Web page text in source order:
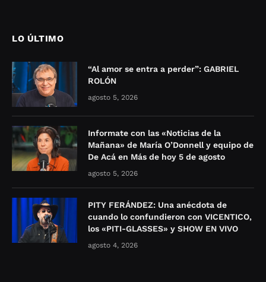
LO ÚLTIMO
“Al amor se entra a perder”: GABRIEL
ROLÓN
agosto 5, 2026
Informate con las «Noticias de la
Mañana» de María O’Donnell y equipo de
De Acá en Más de hoy 5 de agosto
agosto 5, 2026
PITY FERÁNDEZ: Una anécdota de
cuando lo confundieron con VICENTICO,
los «PITI-GLASSES» y SHOW EN VIVO
agosto 4, 2026